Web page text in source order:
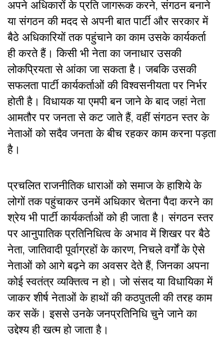
अपने अधिकारों के प्रति जागरूक करने, संगठन बनाने
या संगठन की मदद से अपनी बात पार्टी और सरकार में
बैठे अधिकारियों तक पहुंचाने का काम उसके कार्यकर्ता
ही करते हैं। किसी भी नेता का जनाधार उसकी
लोकप्रियता से आंका जा सकता है। जबकि उसकी
सफलता पार्टी कार्यकर्ताओं की विश्वसनीयता पर निर्भर
होती है। विधायक या एमपी बन जाने के बाद जहां नेता
आमतौर पर जनता से कट जाते हैं, वहीं संगठन स्तर के
नेताओं को सदैव जनता के बीच रहकर काम करना पड़ता
है।
प्रचलित राजनीतिक धाराओं को समाज के हाशिये के
लोगों तक पहुंचाकर उनमें अधिकार चेतना पैदा करने का
श्रेय भी पार्टी कार्यकर्ताओं को ही जाता है। संगठन स्तर
पर आनुपातिक प्रतिनिधित्व के अभाव में शिखर पर बैठे
नेता, जातिवादी पूर्वाग्रहों के कारण, निचले वर्गों के ऐसे
नेताओं को आगे बढ़ने का अवसर देते हैं, जिनका अपना
कोई स्वतंत्र व्यक्तित्व न हो। जो संसद या विधायिका में
जाकर शीर्ष नेताओं के हाथों की कठपुतली की तरह काम
कर सकें। इससे उनके जनप्रतिनिधि चुने जाने का
उद्देश्य ही खत्म हो जाता है।